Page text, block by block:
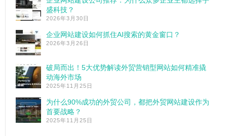
盛科技？
2026年3月30日
企业网站建设如何抓住AI搜索的黄金窗口？
2026年3月26日
破局而出！5大优势解读外贸营销型网站如何精准撬
动海外市场
2025年11月25日
为什么90%成功的外贸公司，都把外贸网站建设作为
首要战略？
2025年11月25日